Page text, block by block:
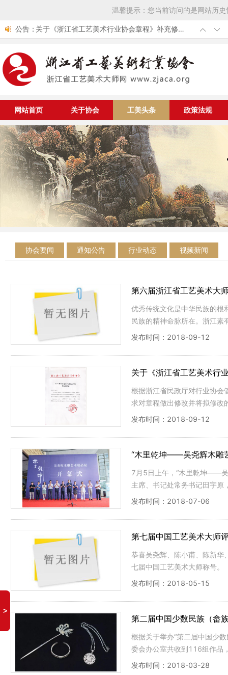
温馨提示：您当前访问的是网站历
公告：关于《浙江省工艺美术行业协会章程》补充修改
的通知
第七届中国工艺美术大师评选结果公布 我省新增
艺品交易会
关于举办中华优秀传统文化传承发展工程大国非
遗工匠专项公益工程工美项目大国非遗工匠认定
与资助仪式的通知
中国轻工业联合会《关于开展第七届中国工艺美
术大师评选工作的通知》
网站首页 关于协会 工美头条 政策法规
协会要闻 通知公告 行业动态 视频新闻
第六届浙江省工艺美术大
优秀传统文化是中华民族的根
民族的精神命脉所在。浙江素
走在全国的前列，是凸显浙
台和支撑。
发布时间：2018-09-12
关于《浙江省工艺美术行
根据浙江省民政厅对行业协会
求对章程做出修改并将拟修
复则视作同意和通过。
发布时间：2018-09-12
“木里乾坤——吴尧辉木雕
7月5日上午，“木里乾坤——吴
主席、书记处常务书记田宇原
士，浙江省经信委行业办主
工艺美术行业协会会长叶萌春
幕式。
发布时间：2018-07-06
恭喜吴尧辉、陈小甫、陈新华
七届中国工艺美术大师称号。
发布时间：2018-05-15
第二届中国少数民族（畲
根据关于举办“第二届中国少
委会办公室共收到116组作品
类、畲族银饰品类、畲族竹
发布时间：2018-03-28